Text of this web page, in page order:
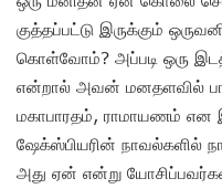
குத்தப்பட்டு இருக்கும்
கொள்வோம்? அப்படி ஒரு
என்றால் அவன் மனதளவில்
மகாபாரதம், ராமாயணம் என
ஷேக்ஸ்பியரின் நாவல்களில்
அது ஏன் என்று